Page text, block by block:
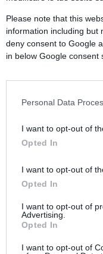
Please note that this
information including but
deny consent to Google
in below Google consent
Personal Data
I want to opt-out of
Opted In
I want to opt-out of
Opted In
I want to opt-out of
Advertising.
Opted In
I want to opt-out of
e “parte
è detto che sia la
favore